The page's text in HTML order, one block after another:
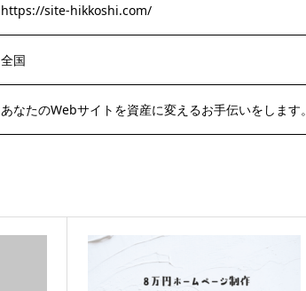
https://site-hikkoshi.com/
全国
あなたのWebサイトを資産に変えるお手伝いをします。